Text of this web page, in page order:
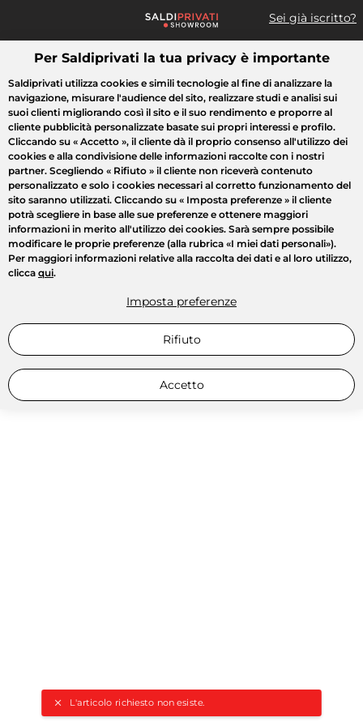
Sei già iscritto?
Cosa cerchi?
L'articolo richiesto non esiste.
Tutte le vendite Moda Casa Bellezza Elettrodomestici
Per Saldiprivati la tua privacy è importante
Saldiprivati utilizza cookies e simili tecnologie al fine di analizzare la
navigazione, misurare l'audience del sito, realizzare studi e analisi sui
suoi clienti migliorando così il sito e il suo rendimento e proporre al
cliente pubblicità personalizzate basate sui propri interessi e profilo.
Cliccando su « Accetto », il cliente dà il proprio consenso all'utilizzo dei
cookies e alla condivisione delle informazioni raccolte con i nostri
partner. Scegliendo « Rifiuto » il cliente non riceverà contenuto
personalizzato e solo i cookies necessari al corretto funzionamento del
sito saranno utilizzati. Cliccando su « Imposta preferenze » il cliente
potrà scegliere in base alle sue preferenze e ottenere maggiori
informazioni in merito all'utilizzo dei cookies. Sarà sempre possibile
modificare le proprie preferenze (alla rubrica «I miei dati personali»).
Per maggiori informazioni relative alla raccolta dei dati e al loro utilizzo,
clicca qui.
Imposta preferenze
Rifiuto
Accetto